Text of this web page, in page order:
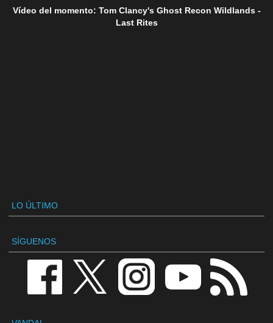
Vídeo del momento: Tom Clancy's Ghost Recon Wildlands -
Last Rites
LO ÚLTIMO
SÍGUENOS